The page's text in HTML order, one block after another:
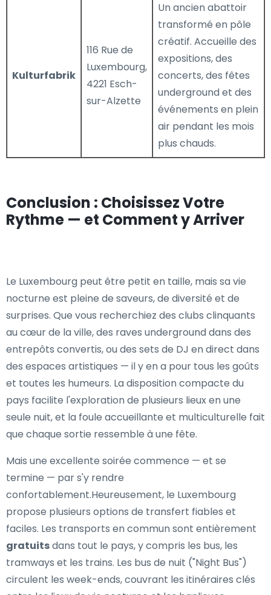
Kulturfabrik
116 Rue de
Luxembourg,
4221 Esch-
sur-Alzette
Un ancien abattoir
transformé en pôle
créatif. Accueille des
expositions, des
concerts, des fêtes
underground et des
événements en plein
air pendant les mois
plus chauds.
Conclusion : Choisissez Votre
Rythme — et Comment y Arriver
Le Luxembourg peut être petit en taille, mais sa vie
nocturne est pleine de saveurs, de diversité et de
surprises. Que vous recherchiez des clubs clinquants
au cœur de la ville, des raves underground dans des
entrepôts convertis, ou des sets de DJ en direct dans
des espaces artistiques — il y en a pour tous les goûts
et toutes les humeurs. La disposition compacte du
pays facilite l'exploration de plusieurs lieux en une
seule nuit, et la foule accueillante et multiculturelle fait
que chaque sortie ressemble à une fête.
Mais une excellente soirée commence — et se
termine — par s'y rendre
confortablement.Heureusement, le Luxembourg
propose plusieurs options de transfert fiables et
faciles. Les transports en commun sont entièrement
gratuitsdans tout le pays, y compris les bus, les
tramways et les trains. Les bus de nuit ("Night Bus")
circulent les week-ends, couvrant les itinéraires clés